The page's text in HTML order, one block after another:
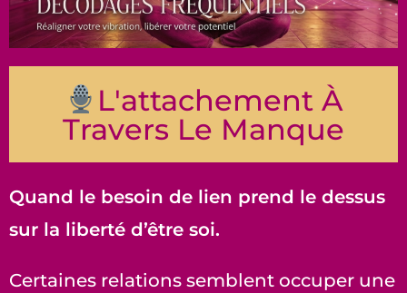
L'attachement À
Travers Le Manque
Quand le besoin de lien prend le dessus
sur la liberté d’être soi.
Certaines relations semblent occuper une